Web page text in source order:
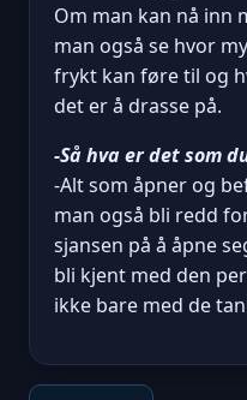
Om man kan nå inn
man også se hvor
frykt kan føre til og
det er å drasse på.
-Så hva er det som
-Alt som åpner og
man også bli redd
sjansen på å åpne
bli kjent med den
ikke bare med de